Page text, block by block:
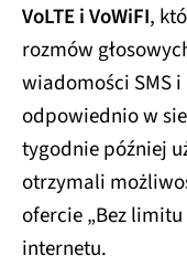
VoLTE i VoWiFI,
rozmów
wiadomości SMS
odpowiednio w
tygodnie później
otrzymali
ofercie „Bez limitu
internetu.